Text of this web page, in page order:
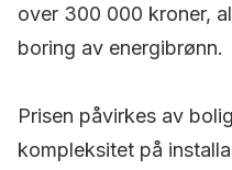
over 300 000 kroner,
boring av energibrønn.
Prisen påvirkes av
kompleksitet på